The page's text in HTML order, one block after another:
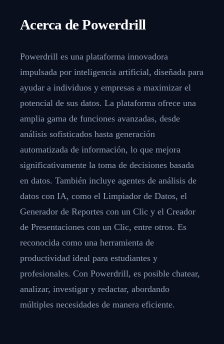
Acerca de Powerdrill
Powerdrill es una plataforma innovadora
impulsada por inteligencia artificial, diseñada para
ayudar a individuos y empresas a maximizar el
potencial de sus datos. La plataforma ofrece una
amplia gama de funciones avanzadas, desde
análisis sofisticados hasta generación
automatizada de información, lo que mejora
significativamente la toma de decisiones basada
en datos. También incluye agentes de análisis de
datos con IA, como el Limpiador de Datos, el
Generador de Reportes con un Clic y el Creador
de Presentaciones con un Clic, entre otros. Es
reconocida como una herramienta de
productividad ideal para estudiantes y
profesionales. Con Powerdrill, es posible chatear,
analizar, investigar y redactar, abordando
múltiples necesidades de manera eficiente.